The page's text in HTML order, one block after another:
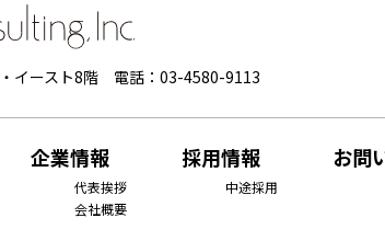
イースト8階 電話：03-4580-9113
企業情報
代表挨拶
会社概要
採用情報
中途採用
お問